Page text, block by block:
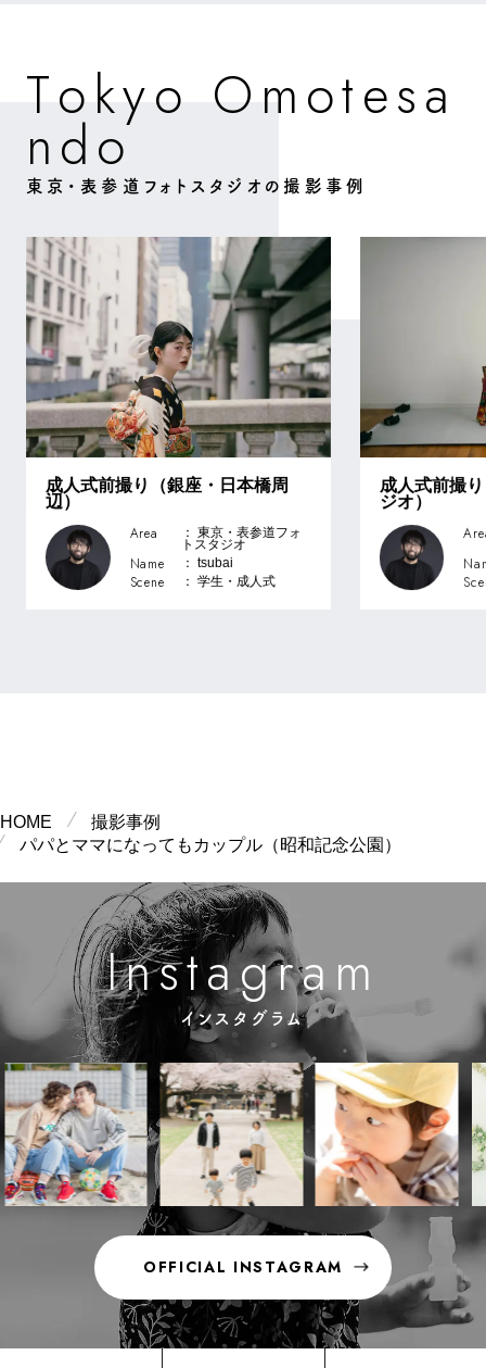
Tokyo Omotesa
ndo
東京・表参道フォトスタジオの撮影事例
成人式前撮り（銀座・日本橋周
辺）
Area ： 東京・表参道フォ
トスタジオ
Name ： tsubai
Scene ： 学生・成⼈式
成人式前撮
ジオ）
HOME
撮影事例
パパとママになってもカップル（昭和記念公園）
Instagram
インスタグラム
OFFICIAL INSTAGRAM
OFFICIAL INSTAGRAM